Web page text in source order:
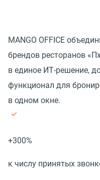
MANGO OFFICE
брендов ресторанов
в единое ИТ-решение,
функционал для
в одном окне.
+300%
к числу принятых